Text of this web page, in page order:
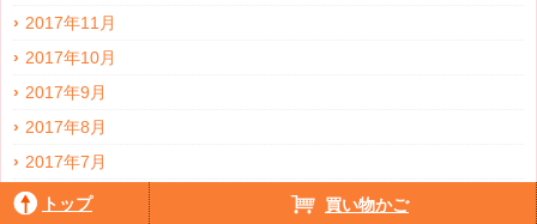
2017年11月
2017年10月
2017年9月
2017年8月
2017年7月
2017年6月
トップ 買い物かご